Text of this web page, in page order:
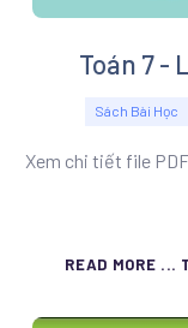
Toán 7 -
Sách Bài Học
Xem chi tiết file
READ MORE ...